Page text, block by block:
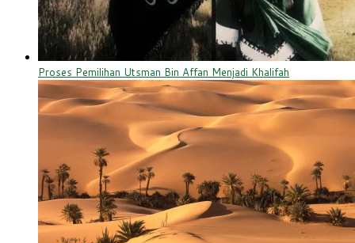
Proses Pemilihan Utsman Bin Affan Menjadi Khalifah